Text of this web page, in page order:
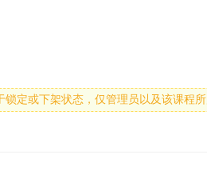
锁定或下架状态，仅管理员以及该课程